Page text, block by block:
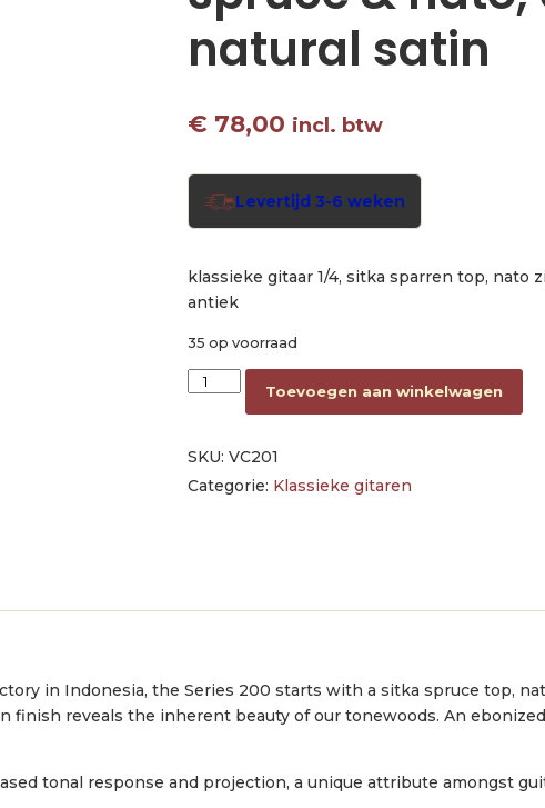
natural satin
€ 78,00 incl. btw
Levertijd 3-6 weken
klassieke gitaar 1/4, sitka sparren top, nato
antiek
35 op voorraad
classic guitar 1/4, sitka spruce & nato,
Toevoegen aan winkelwagen
SKU: VC201
Categorie: Klassieke gitaren
in Indonesia, the Series 200 starts with a sitka spruce top,
finish reveals the inherent beauty of our tonewoods. An
tonal response and projection, a unique attribute amongst